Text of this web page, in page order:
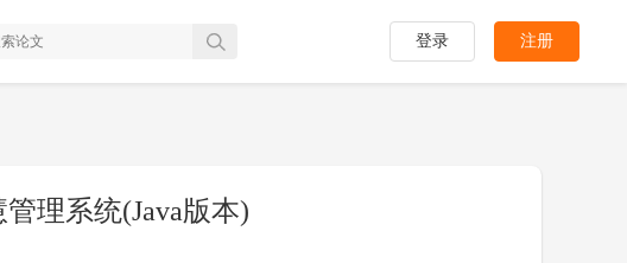
登录 注册
理系统(Java版本)